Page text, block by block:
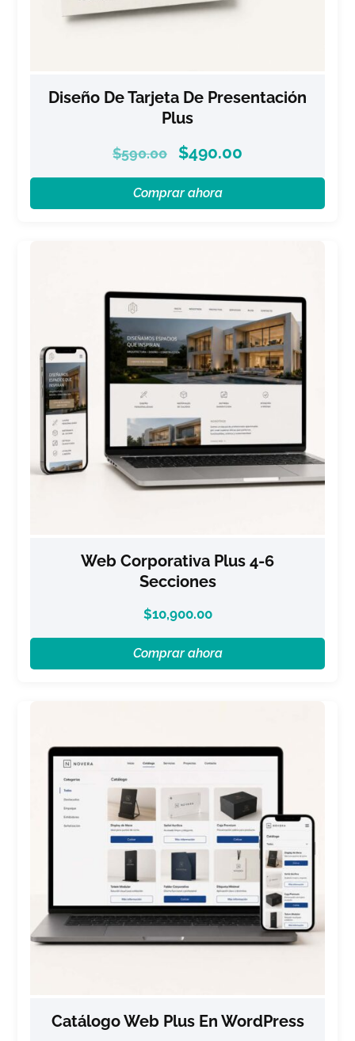
Diseño De Tarjeta De Presentación
Plus
$590.00 $490.00
Comprar ahora
Web Corporativa Plus 4-6
Secciones
$10,900.00
Comprar ahora
Catálogo Web Plus En WordPress